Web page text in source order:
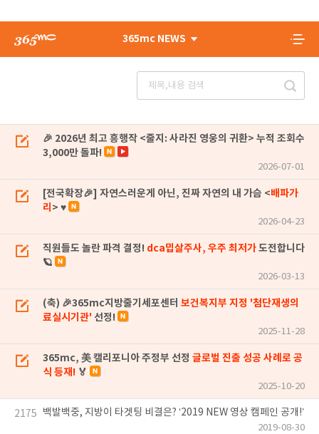
365mc NEWS
🎉 2026년 최고 흥행작 <줄지: 사라진 영웅의 귀환> 누적 조회수
3,000만 돌파!
2026-07-01
[전국확장🎉] 자연스러운게 아닌, 진짜 자연의 내 가슴 <배파가
리 > ♥
2026-04-23
직원들도 놀란 파격 결정! dca밉살주사, 우주 최저가도전합니다
🪐
2026-03-13
(축) 🎉365mc지방줄기세포센터 보건복지부 지정 '첨단재생의
료실시기관' 선정!
2025-11-28
365mc, 美 캘리포니아 주정부 선정 글로벌 진출 성공 사례로 공
식 등재! 🏅
2025-10-20
2175 백발백중, 지방이 타겟팅 비결은? ‘2019 NEW 영상 캠페인 공개!’
2019-08-30